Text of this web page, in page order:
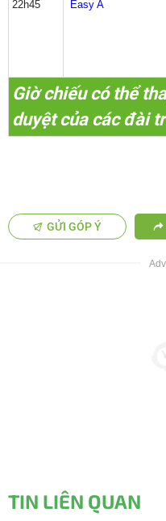
22h45 Easy A
Giờ chiếu có thể
duyệt của các đài
GỬI GÓP Ý
TIN LIÊN QUAN